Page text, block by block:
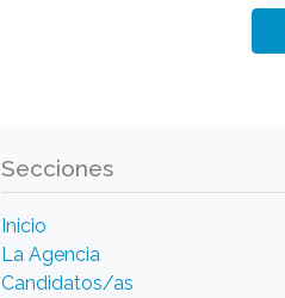
Secciones
Inicio
La Agencia
Candidatos/as